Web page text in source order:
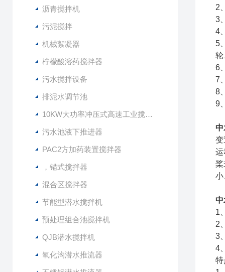
沥青搅拌机
污泥搅拌
机械絮凝器
柠檬酸溶药搅拌器
污水搅拌设备
排泥水调节池
10KW大功率冲压式高速工业搅拌设备
污水池液下推进器
PAC2方加药装置搅拌器
，锚式搅拌器
混合区搅拌器
节能型潜水搅拌机
预处理组合池搅拌机
QJB潜水搅拌机
氧化沟潜水推流器
2
3
4
5
轮
6
7
8
9
变
运
桨
小
1
2
3
4
特